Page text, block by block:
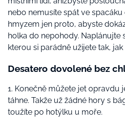
nebo nemusíte spát ve
hmyzem jen proto, abyste
holka do nepohody. Naplánujte
kterou si parádně užijete tak,
Desatero dovolené bez
1. Konečně můžete jet opravdu
táhne. Takže už žádné hory s
toužíte po hotýlku u moře.